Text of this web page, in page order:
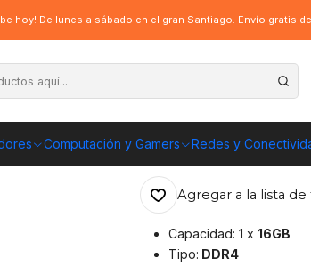
Computación y Gamers Redes y
hoy! De lunes a sábado en el gran Santiago. Envío gratis
(DDR4, 2666MHz, CL16) - Para PC
Memoria Ram
2666MHz,
ENVÍO GRATIS A
Agregar a la lista de
Capacidad: 1 x 16GB
Tipo: DDR4